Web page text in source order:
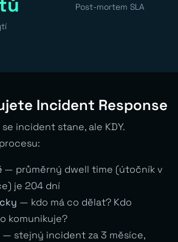
Post-mortem SLA
Incident Response
se incident stane, ale KDY.
— průměrný dwell time (útočník v
je 204 dní
— kdo má co dělat? Kdo
komunikuje?
— stejný incident za 3 měsíce,